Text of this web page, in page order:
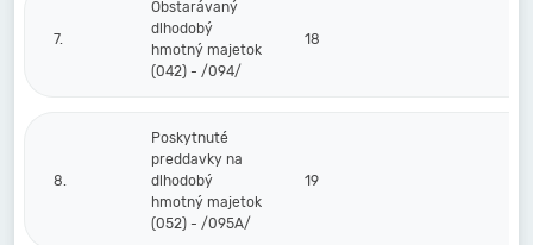
7.
Obstarávaný
dlhodobý
hmotný majetok
(042) - /094/
18
8.
Poskytnuté
preddavky na
dlhodobý
hmotný majetok
(052) - /095A/
19